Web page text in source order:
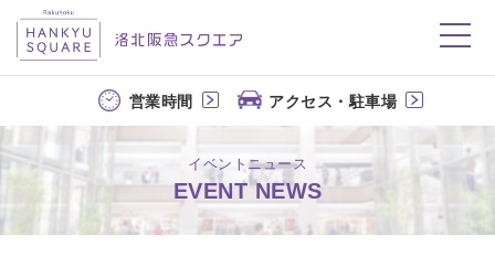
洛北阪急スクエア
営業時間 アクセス・駐車場
イベントニュース
EVENT NEWS